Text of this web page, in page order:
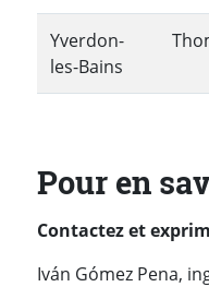
Yverdon-
les-Bains
Pour en
Contactez et
Iván Gómez Pena,